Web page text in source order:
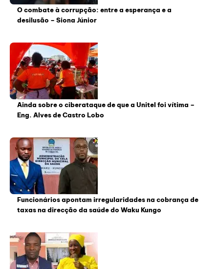
O combate à corrupção: entre a esperança e a
desilusão – Siona Júnior
Ainda sobre o ciberataque de que a Unitel foi vítima –
Eng. Alves de Castro Lobo
Funcionários apontam irregularidades na cobrança de
taxas na direcção da saúde do Waku Kungo